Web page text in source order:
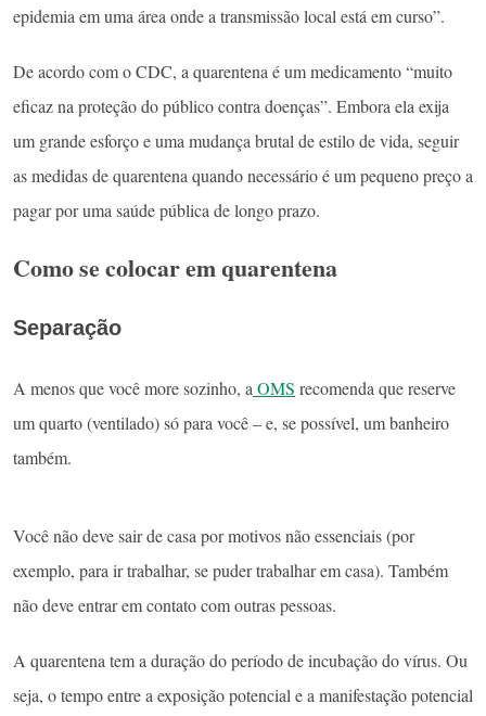
epidemia em uma área onde a transmissão local está em curso”.
De acordo com o CDC, a quarentena é um medicamento “muito
eficaz na proteção do público contra doenças”. Embora ela exija
um grande esforço e uma mudança brutal de estilo de vida, seguir
as medidas de quarentena quando necessário é um pequeno preço a
pagar por uma saúde pública de longo prazo.
Como se colocar em quarentena
Separação
A menos que você more sozinho, a OMS recomenda que reserve
um quarto (ventilado) só para você – e, se possível, um banheiro
também.
Você não deve sair de casa por motivos não essenciais (por
exemplo, para ir trabalhar, se puder trabalhar em casa). Também
não deve entrar em contato com outras pessoas.
A quarentena tem a duração do período de incubação do vírus. Ou
seja, o tempo entre a exposição potencial e a manifestação potencial